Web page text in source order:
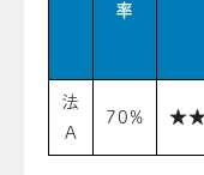
率
法
A
70%